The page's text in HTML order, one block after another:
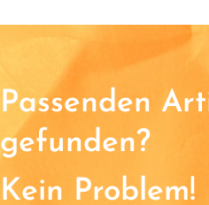
Passenden
gefunden?
Kein Problem!